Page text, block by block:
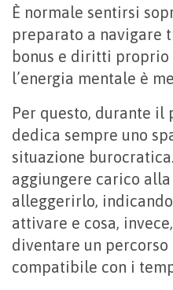
È normale sentirsi
preparato a navigare
bonus e diritti proprio
l’energia mentale è
Per questo, durante il
dedica sempre uno
situazione
aggiungere carico
alleggerirlo,
attivare e cosa,
diventare un percorso
compatibile con i